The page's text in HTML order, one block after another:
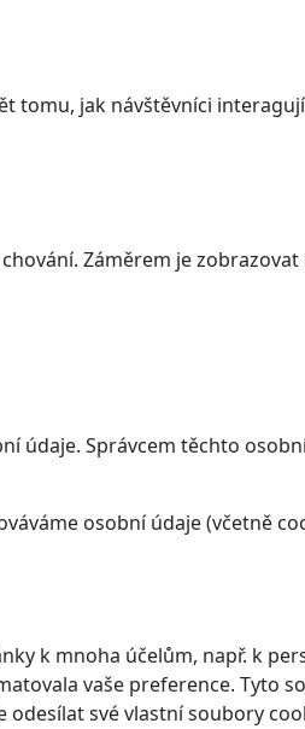
jak návštěvníci
Záměrem je
údaje. Správcem těchto
osobní údaje (včetně
k mnoha účelům, např. k
vaše preference. Tyto
své vlastní soubory